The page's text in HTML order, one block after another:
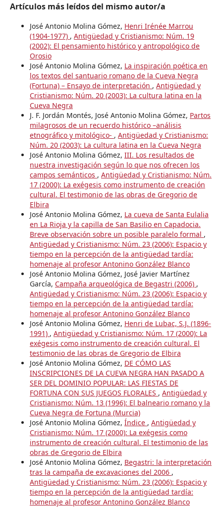
Artículos más leídos del mismo autor/a
José Antonio Molina Gómez, Henri Irénée Marrou
(1904-1977) , Antigüedad y Cristianismo: Núm. 19
(2002): El pensamiento histórico y antropológico de
Orosio
José Antonio Molina Gómez, La inspiración poética en
los textos del santuario romano de la Cueva Negra
(Fortuna) – Ensayo de interpretación , Antigüedad y
Cristianismo: Núm. 20 (2003): La cultura latina en la
Cueva Negra
J. F. Jordán Montés, José Antonio Molina Gómez, Partos
milagrosos de un recuerdo histórico –análisis
etnográfico y mitológico- , Antigüedad y Cristianismo:
Núm. 20 (2003): La cultura latina en la Cueva Negra
José Antonio Molina Gómez, III. Los resultados de
nuestra investigación según lo que nos ofrecen los
campos semánticos , Antigüedad y Cristianismo: Núm.
17 (2000): La exégesis como instrumento de creación
cultural. El testimonio de las obras de Gregorio de
Elbira
José Antonio Molina Gómez, La cueva de Santa Eulalia
en La Rioja y la capilla de San Basilio en Capadocia.
Breve observación sobre un posible paralelo formal ,
Antigüedad y Cristianismo: Núm. 23 (2006): Espacio y
tiempo en la percepción de la antigüedad tardía:
homenaje al profesor Antonino González Blanco
José Antonio Molina Gómez, José Javier Martínez
García, Campaña arqueológica de Begastri (2006) ,
Antigüedad y Cristianismo: Núm. 23 (2006): Espacio y
tiempo en la percepción de la antigüedad tardía:
homenaje al profesor Antonino González Blanco
José Antonio Molina Gómez, Henri de Lubac, S.J. (1896-
1991) , Antigüedad y Cristianismo: Núm. 17 (2000): La
exégesis como instrumento de creación cultural. El
testimonio de las obras de Gregorio de Elbira
José Antonio Molina Gómez, DE CÓMO LAS
INSCRIPCIONES DE LA CUEVA NEGRA HAN PASADO A
SER DEL DOMINIO POPULAR: LAS FIESTAS DE
FORTUNA CON SUS JUEGOS FLORALES , Antigüedad y
Cristianismo: Núm. 13 (1996): El balneario romano y la
Cueva Negra de Fortuna (Murcia)
José Antonio Molina Gómez, Índice , Antigüedad y
Cristianismo: Núm. 17 (2000): La exégesis como
instrumento de creación cultural. El testimonio de las
obras de Gregorio de Elbira
José Antonio Molina Gómez, Begastri: la interpretación
tras la campaña de excavaciones del 2006 ,
Antigüedad y Cristianismo: Núm. 23 (2006): Espacio y
tiempo en la percepción de la antigüedad tardía:
homenaje al profesor Antonino González Blanco